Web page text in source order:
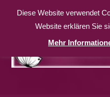
Inhalt
Diese Website verwendet
Website erklären Sie
Mehr